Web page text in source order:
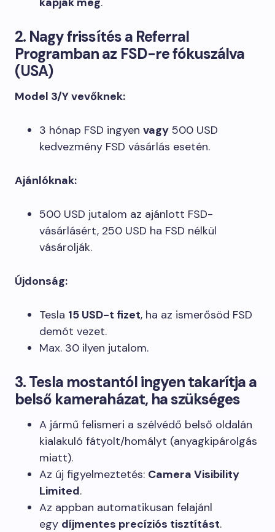
2. Nagy frissítés a Referral
Programban az FSD-re fókuszálva
(USA)
Model 3/Y vevőknek:
3 hónap FSD ingyen vagy 500 USD
kedvezmény FSD vásárlás esetén.
Ajánlóknak:
500 USD jutalom az ajánlott FSD-
vásárlásért, 250 USD ha FSD nélkül
vásárolják.
Újdonság:
Tesla 15 USD-t fizet, ha az ismerősöd FSD
demót vezet.
Max. 30 ilyen jutalom.
3. Tesla mostantól ingyen takarítja a
belső kameraházat, ha szükséges
A jármű felismeri a szélvédő belső oldalán
kialakuló fátyolt/homályt (anyagkipárolgás
miatt).
Az új figyelmeztetés: Camera Visibility
Limited.
Az appban automatikusan felajánl
egy díjmentes precíziós tisztítást.